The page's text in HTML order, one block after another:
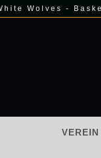
Wolves -
VEREIN